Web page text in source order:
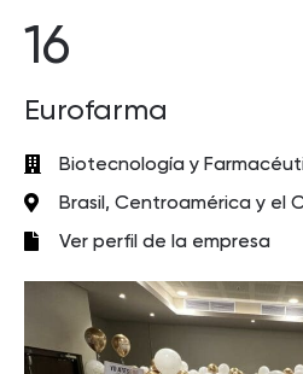
16
Eurofarma
Biotecnología y
Brasil, Centroamérica y el
Ver perfil de la empresa